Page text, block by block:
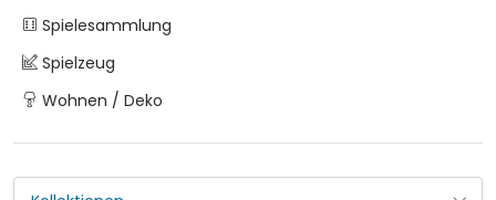
Spielesammlung
Spielzeug
Wohnen / Deko